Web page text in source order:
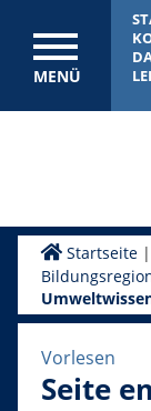
MENÜ
Startseite|
Vorlesen
Seite